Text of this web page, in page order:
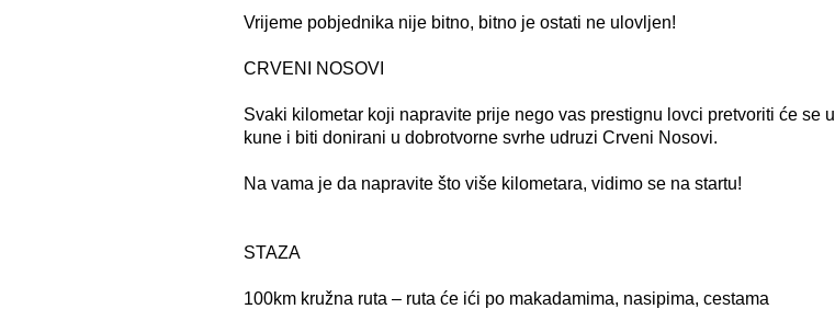
Vrijeme pobjednika nije bitno, bitno je ostati ne ulovljen!
CRVENI NOSOVI
Svaki kilometar koji napravite prije nego vas prestignu lovci pretvoriti će se u
kune i biti donirani u dobrotvorne svrhe udruzi Crveni Nosovi.
Na vama je da napravite što više kilometara, vidimo se na startu!
STAZA
100km kružna ruta – ruta će ići po makadamima, nasipima, cestama